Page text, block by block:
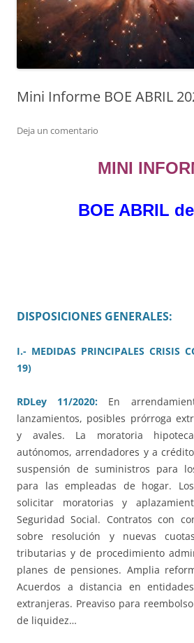
Mini Informe BOE ABRIL
Deja un comentario
MINI
BOE ABRIL
DISPOSICIONES GENERALES:
I.- MEDIDAS PRINCIPALES CRISIS
19)
RDLey 11/2020:
En
lanzamientos, posibles prórroga
y avales. La moratoria
autónomos, arrendadores y a
suspensión de suministros para
para las empleadas de hogar.
solicitar moratorias y
Seguridad Social. Contratos con
sobre resolución y nuevas
tributarias y de procedimiento
planes de pensiones. Amplia
Acuerdos a distancia en
extranjeras. Preaviso para
de liquidez…